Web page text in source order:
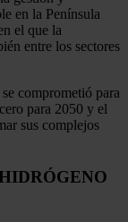
en la Península
el que la
entre los sectores
comprometió para
para 2050 y el
sus complejos